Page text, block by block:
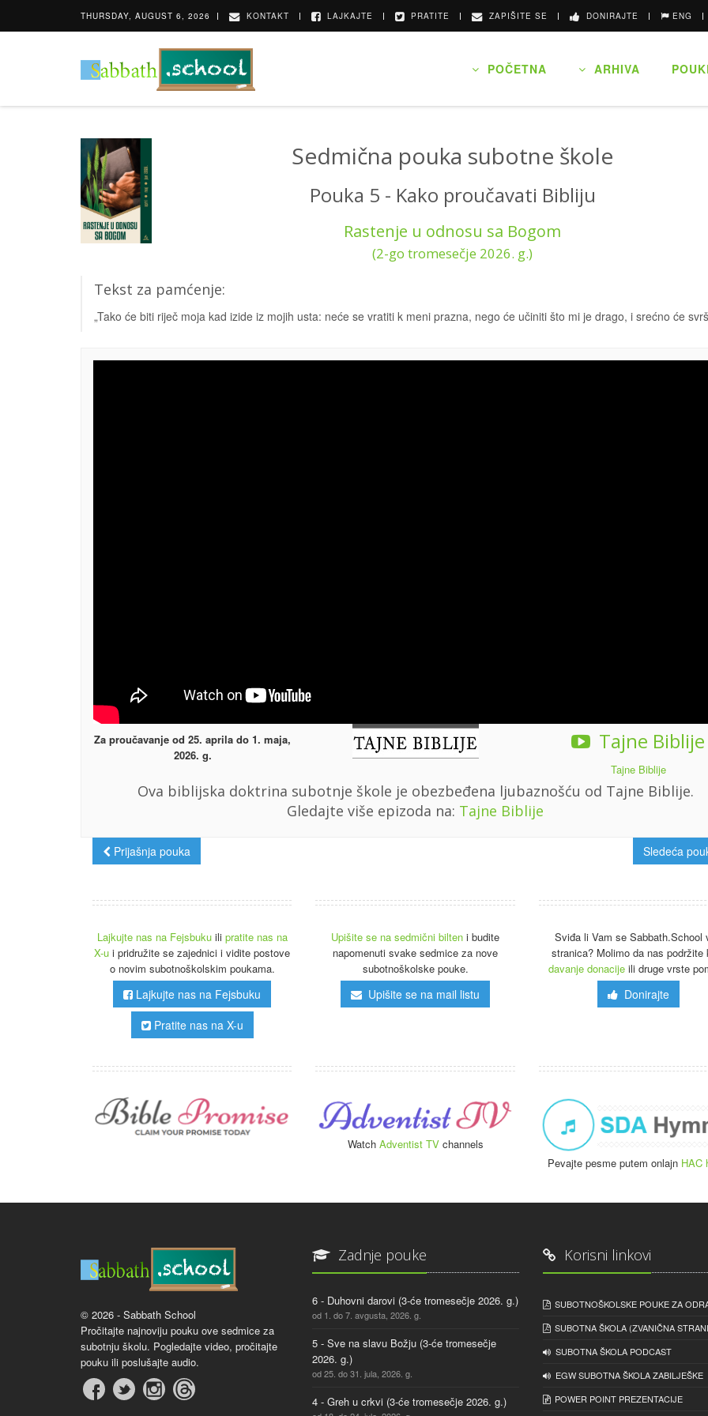
THURSDAY, AUGUST 6, 2026 KONTAKT LAJKAJTE PRATITE ZAPIŠITE SE DONIRAJTE ENG
POČETNA ARHIVA
Sedmična pouka subotne škole
Pouka 5 - Kako proučavati Bibliju
Rastenje u odnosu sa Bogom
(2-go tromesečje 2026. g.)
Tekst za pamćenje:
„Tako će biti riječ moja kad izide iz mojih usta: neće se vratiti k meni prazna, nego će učiniti što mi je drago, i srećno će
Za proučavanje od 25. aprila do 1. maja,
2026. g.
Tajne Biblije
Tajne Biblije
Ova biblijska doktrina subotnje škole je obezbeđena ljubaznošću od Tajne Biblije.
Gledajte više epizoda na: Tajne Biblije
Prijašnja pouka Sledeća
Lajkujte nas na Fejsbuku ili pratite nas na
X-ui pridružite se zajednici i vidite postove
o novim subotnoškolskim poukama.
Lajkujte nas na Fejsbuku
Pratite nas na X-u
Upišite se na sedmični bilten i budite
napomenuti svake sedmice za nove
subotnoškolske pouke.
Upišite se na mail listu
Sviđa li Vam se Sabbath.School
stranica? Molimo da nas podržite
davanje donacijeili druge vrste
Donirajte
Watch Adventist TVchannels
Pevajte pesme putem onlajn HAC
© 2026 - Sabbath School
Pročitajte najnoviju pouku ove sedmice za
subotnju školu. Pogledajte video, pročitajte
pouku ili poslušajte audio.
Zadnje pouke
6 - Duhovni darovi (3-će tromesečje 2026. g.)
od 1. do 7. avgusta, 2026. g.
5 - Sve na slavu Božju (3-će tromesečje
2026. g.)
od 25. do 31. jula, 2026. g.
4 - Greh u crkvi (3-će tromesečje 2026. g.)
Korisni linkovi
SUBOTNOŠKOLSKE POUKE ZA
SUBOTNA ŠKOLA (ZVANIČNA
SUBOTNA ŠKOLA PODCAST
EGW SUBOTNA ŠKOLA ZABILJEŠKE
POWER POINT PREZENTACIJE